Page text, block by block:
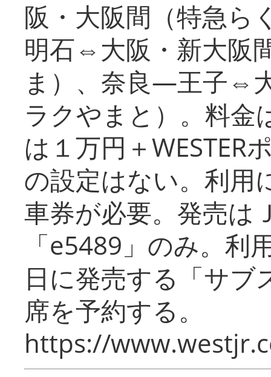
阪・大阪間（特急
明石⇔大阪・新大阪
ま）、奈良―王子⇔
ラクやまと）。料金
は１万円＋WESTER
の設定はない。利用
車券が必要。発売は
「e5489」のみ。利
日に発売する「サブ
席を予約する。
https://